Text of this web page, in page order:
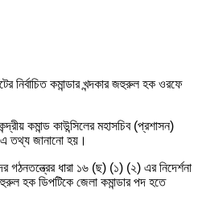
নির্বাচিত কমান্ডার খন্দকার জহুরুল হক ওরফে
কমান্ড কাউন্সিলের মহাসচিব (প্রশাসন)
এ তথ্য জানানো হয়।
গঠনতন্ত্রের ধারা ১৬ (ছ) (১) (২) এর নিদের্শনা
হক ডিপটিকে জেলা কমান্ডার পদ হতে